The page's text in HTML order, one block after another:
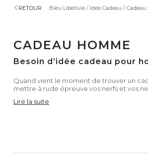
RETOUR Bleu Libellule Idée Cadeau
CADEAU HOMME
Besoin d’idée cadeau pour
Quand vient le moment de trouver un
mettre à rude épreuve vos nerfs et vos
Lire la suite